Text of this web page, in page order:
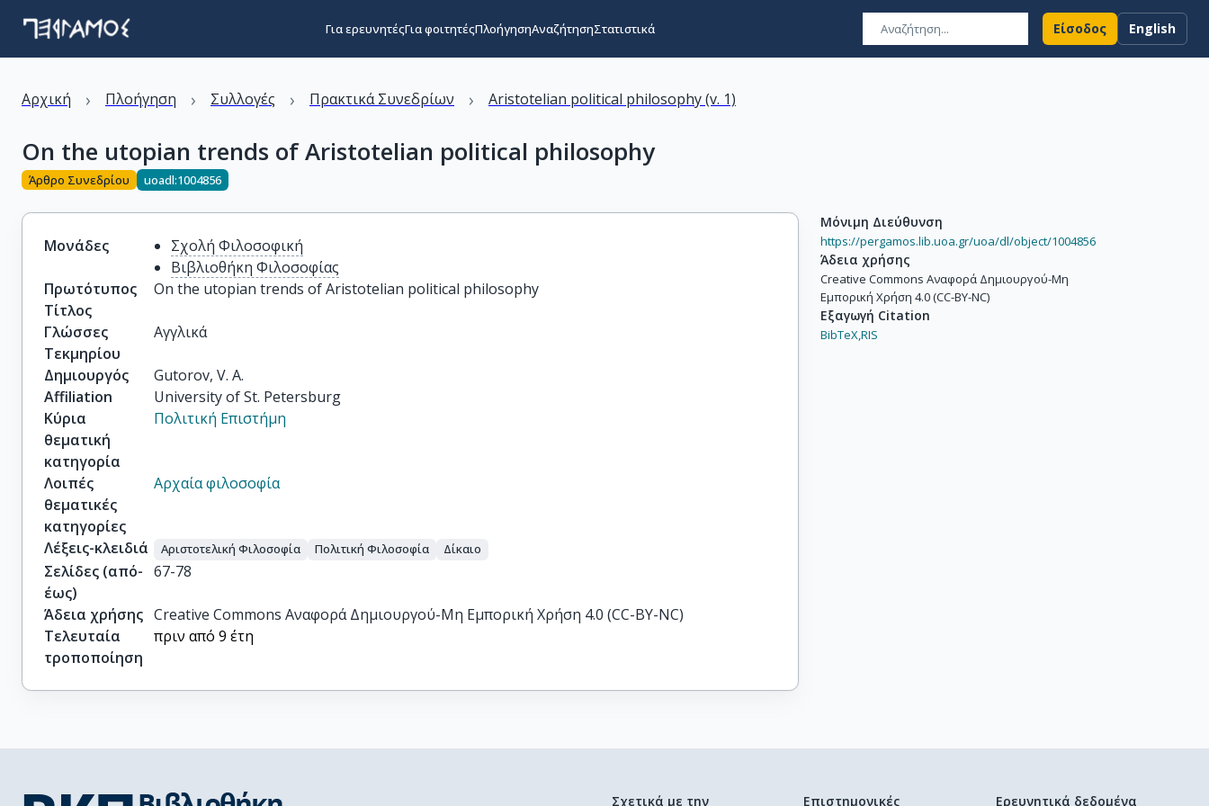
Για ερευνητέςΓια φοιτητέςΠλοήγησηΑναζήτησηΣτατιστικά Είσοδος English
Αρχική › Πλοήγηση › Συλλογές › Πρακτικά Συνεδρίων › Aristotelian political philosophy (v. 1)
On the utopian trends of Aristotelian political philosophy
Άρθρο Συνεδρίου uoadl:1004856
Μονάδες
Σχολή Φιλοσοφική
Βιβλιοθήκη Φιλοσοφίας
Πρωτότυπος
Τίτλος
On the utopian trends of Aristotelian political philosophy
Γλώσσες
Τεκμηρίου
Αγγλικά
Δημιουργός
Gutorov, V. A.
Affiliation
University of St. Petersburg
Κύρια
θεματική
κατηγορία
Πολιτική Επιστήμη
Λοιπές
θεματικές
κατηγορίες
Αρχαία φιλοσοφία
Λέξεις-κλειδιά Αριστοτελική Φιλοσοφία Πολιτική Φιλοσοφία Δίκαιο
Σελίδες (από-
έως)
67-78
Άδεια χρήσης Creative Commons Αναφορά Δημιουργού-Μη Εμπορική Χρήση 4.0 (CC-BY-NC)
Τελευταία
τροποποίηση
πριν από 9 έτη
Μόνιμη Διεύθυνση
https://pergamos.lib.uoa.gr/uoa/dl/object/1004856
Άδεια χρήσης
Creative Commons Αναφορά Δημιουργού-Μη
Εμπορική Χρήση 4.0 (CC-BY-NC)
Εξαγωγή Citation
BibTeX,RIS
Σχετικά με την Επιστημονικές Ερευνητικά δεδομένα